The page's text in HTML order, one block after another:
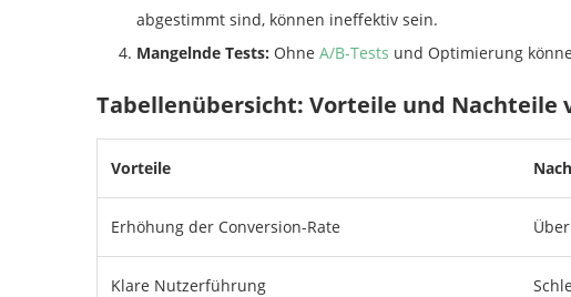
abgestimmt sind, können ineffektiv sein.
Mangelnde Tests: Ohne A/B-Tests und Optimierung
Tabellenübersicht: Vorteile und Nachteile
Vorteile
Erhöhung der Conversion-Rate
Klare Nutzerführung